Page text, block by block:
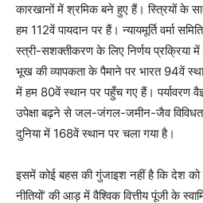
कारखानों में श्रमिक बने हुए हैं। स्त्रियों के
हम 112वें पायदान पर हैं। न्यायमूर्ति वर्मा
स्त्री-सशक्तीकरण के लिए निर्णय प्रक्रिया में
भूख की व्यापकता के पैमाने पर भारत 94वें
में हम 80वें स्थान पर पहुँच गए हैं। पर्यावरण
उपेक्षा बढ़ने से जल-जंगल-जमीन-जैव विविधता
दुनिया में 168वें स्थान पर चला गया है।
इसमें कोई बहस की गुंजाइश नहीं है कि देश को
नीतियों’ की आड़ में वैश्विक वित्तीय पूंजी के